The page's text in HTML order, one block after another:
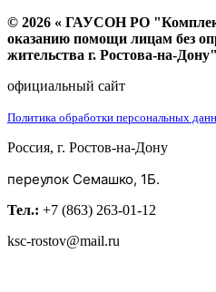
© 2026 « ГАУСОН РО
оказанию помощи лицам без
жительства г. Ростова-на-
официальный сайт
Политика обработки персональных
Россия, г. Ростов-на-Дону
переулок Семашко, 1Б.
Тел.: +7 (863) 263-01-12
ksc-rostov@mail.ru